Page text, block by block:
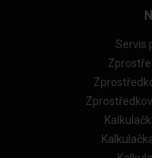
Servis